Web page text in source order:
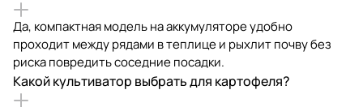
Да, компактная модель на аккумуляторе удобно
проходит между рядами в теплице и рыхлит почву без
риска повредить соседние посадки.
Какой культиватор выбрать для картофеля?